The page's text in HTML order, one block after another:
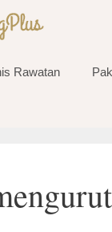
Rawatan